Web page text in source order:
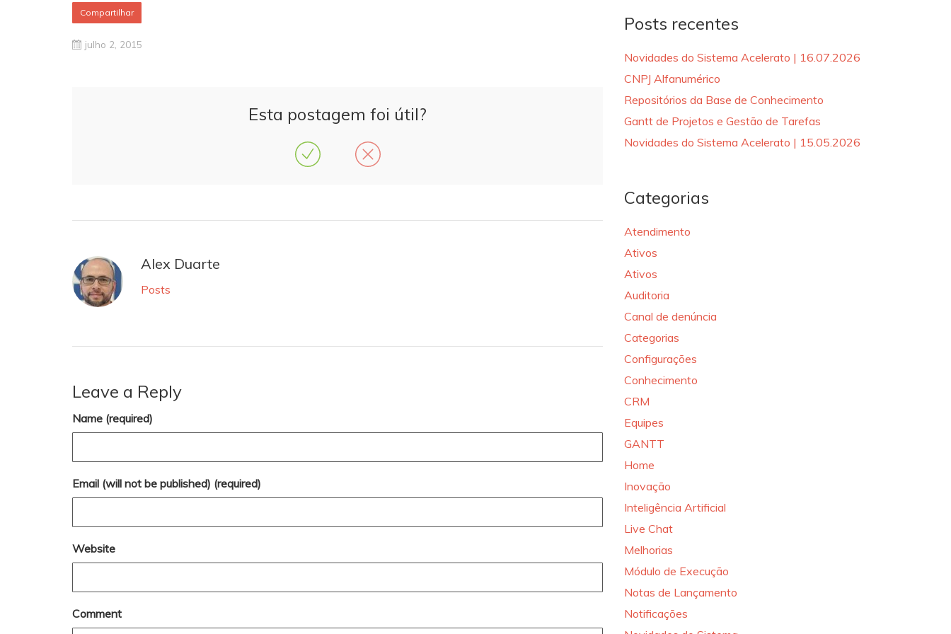
Compartilhar
julho 2, 2015
Esta postagem foi útil?
Alex Duarte
Posts
Leave a Reply
Name (required)
Email (will not be published) (required)
Website
Comment
Posts recentes
Novidades do Sistema Acelerato | 16.07.2026
CNPJ Alfanumérico
Repositórios da Base de Conhecimento
Gantt de Projetos e Gestão de Tarefas
Novidades do Sistema Acelerato | 15.05.2026
Categorias
Atendimento
Ativos
Ativos
Auditoria
Canal de denúncia
Categorias
Configurações
Conhecimento
CRM
Equipes
GANTT
Home
Inovação
Inteligência Artificial
Live Chat
Melhorias
Módulo de Execução
Notas de Lançamento
Notificações